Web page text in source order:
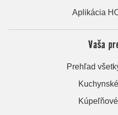
Aplikácia
Vaša
Prehľad